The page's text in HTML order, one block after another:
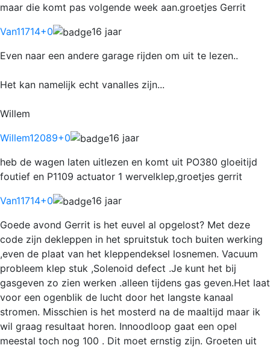
maar die komt pas volgende week aan.groetjes Gerrit
Van11714+0
16 jaar
Even naar een andere garage rijden om uit te lezen..
Het kan namelijk echt vanalles zijn...
Willem
Willem12089+0
16 jaar
heb de wagen laten uitlezen en komt uit PO380 gloeitijd
foutief en P1109 actuator 1 wervelklep,groetjes gerrit
Van11714+0
16 jaar
Goede avond Gerrit is het euvel al opgelost? Met deze
code zijn dekleppen in het spruitstuk toch buiten werking
,even de plaat van het kleppendeksel losnemen. Vacuum
probleem klep stuk ,Solenoid defect .Je kunt het bij
gasgeven zo zien werken .alleen tijdens gas geven.Het laat
voor een ogenblik de lucht door het langste kanaal
stromen. Misschien is het mosterd na de maaltijd maar ik
wil graag resultaat horen. Innoodloop gaat een opel
meestal toch nog 100 . Dit moet ernstig zijn. Groeten uit